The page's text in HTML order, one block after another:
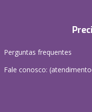
Perguntas frequentes
Fale conosco: